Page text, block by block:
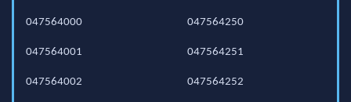
047564000
047564001
047564002
047564250
047564251
047564252